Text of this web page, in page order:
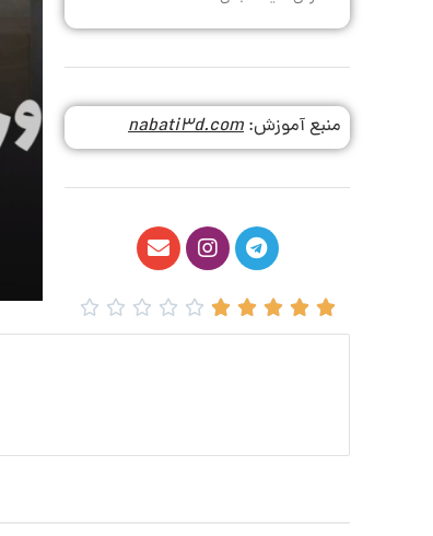
منبع آموزش:nabati3d.com









